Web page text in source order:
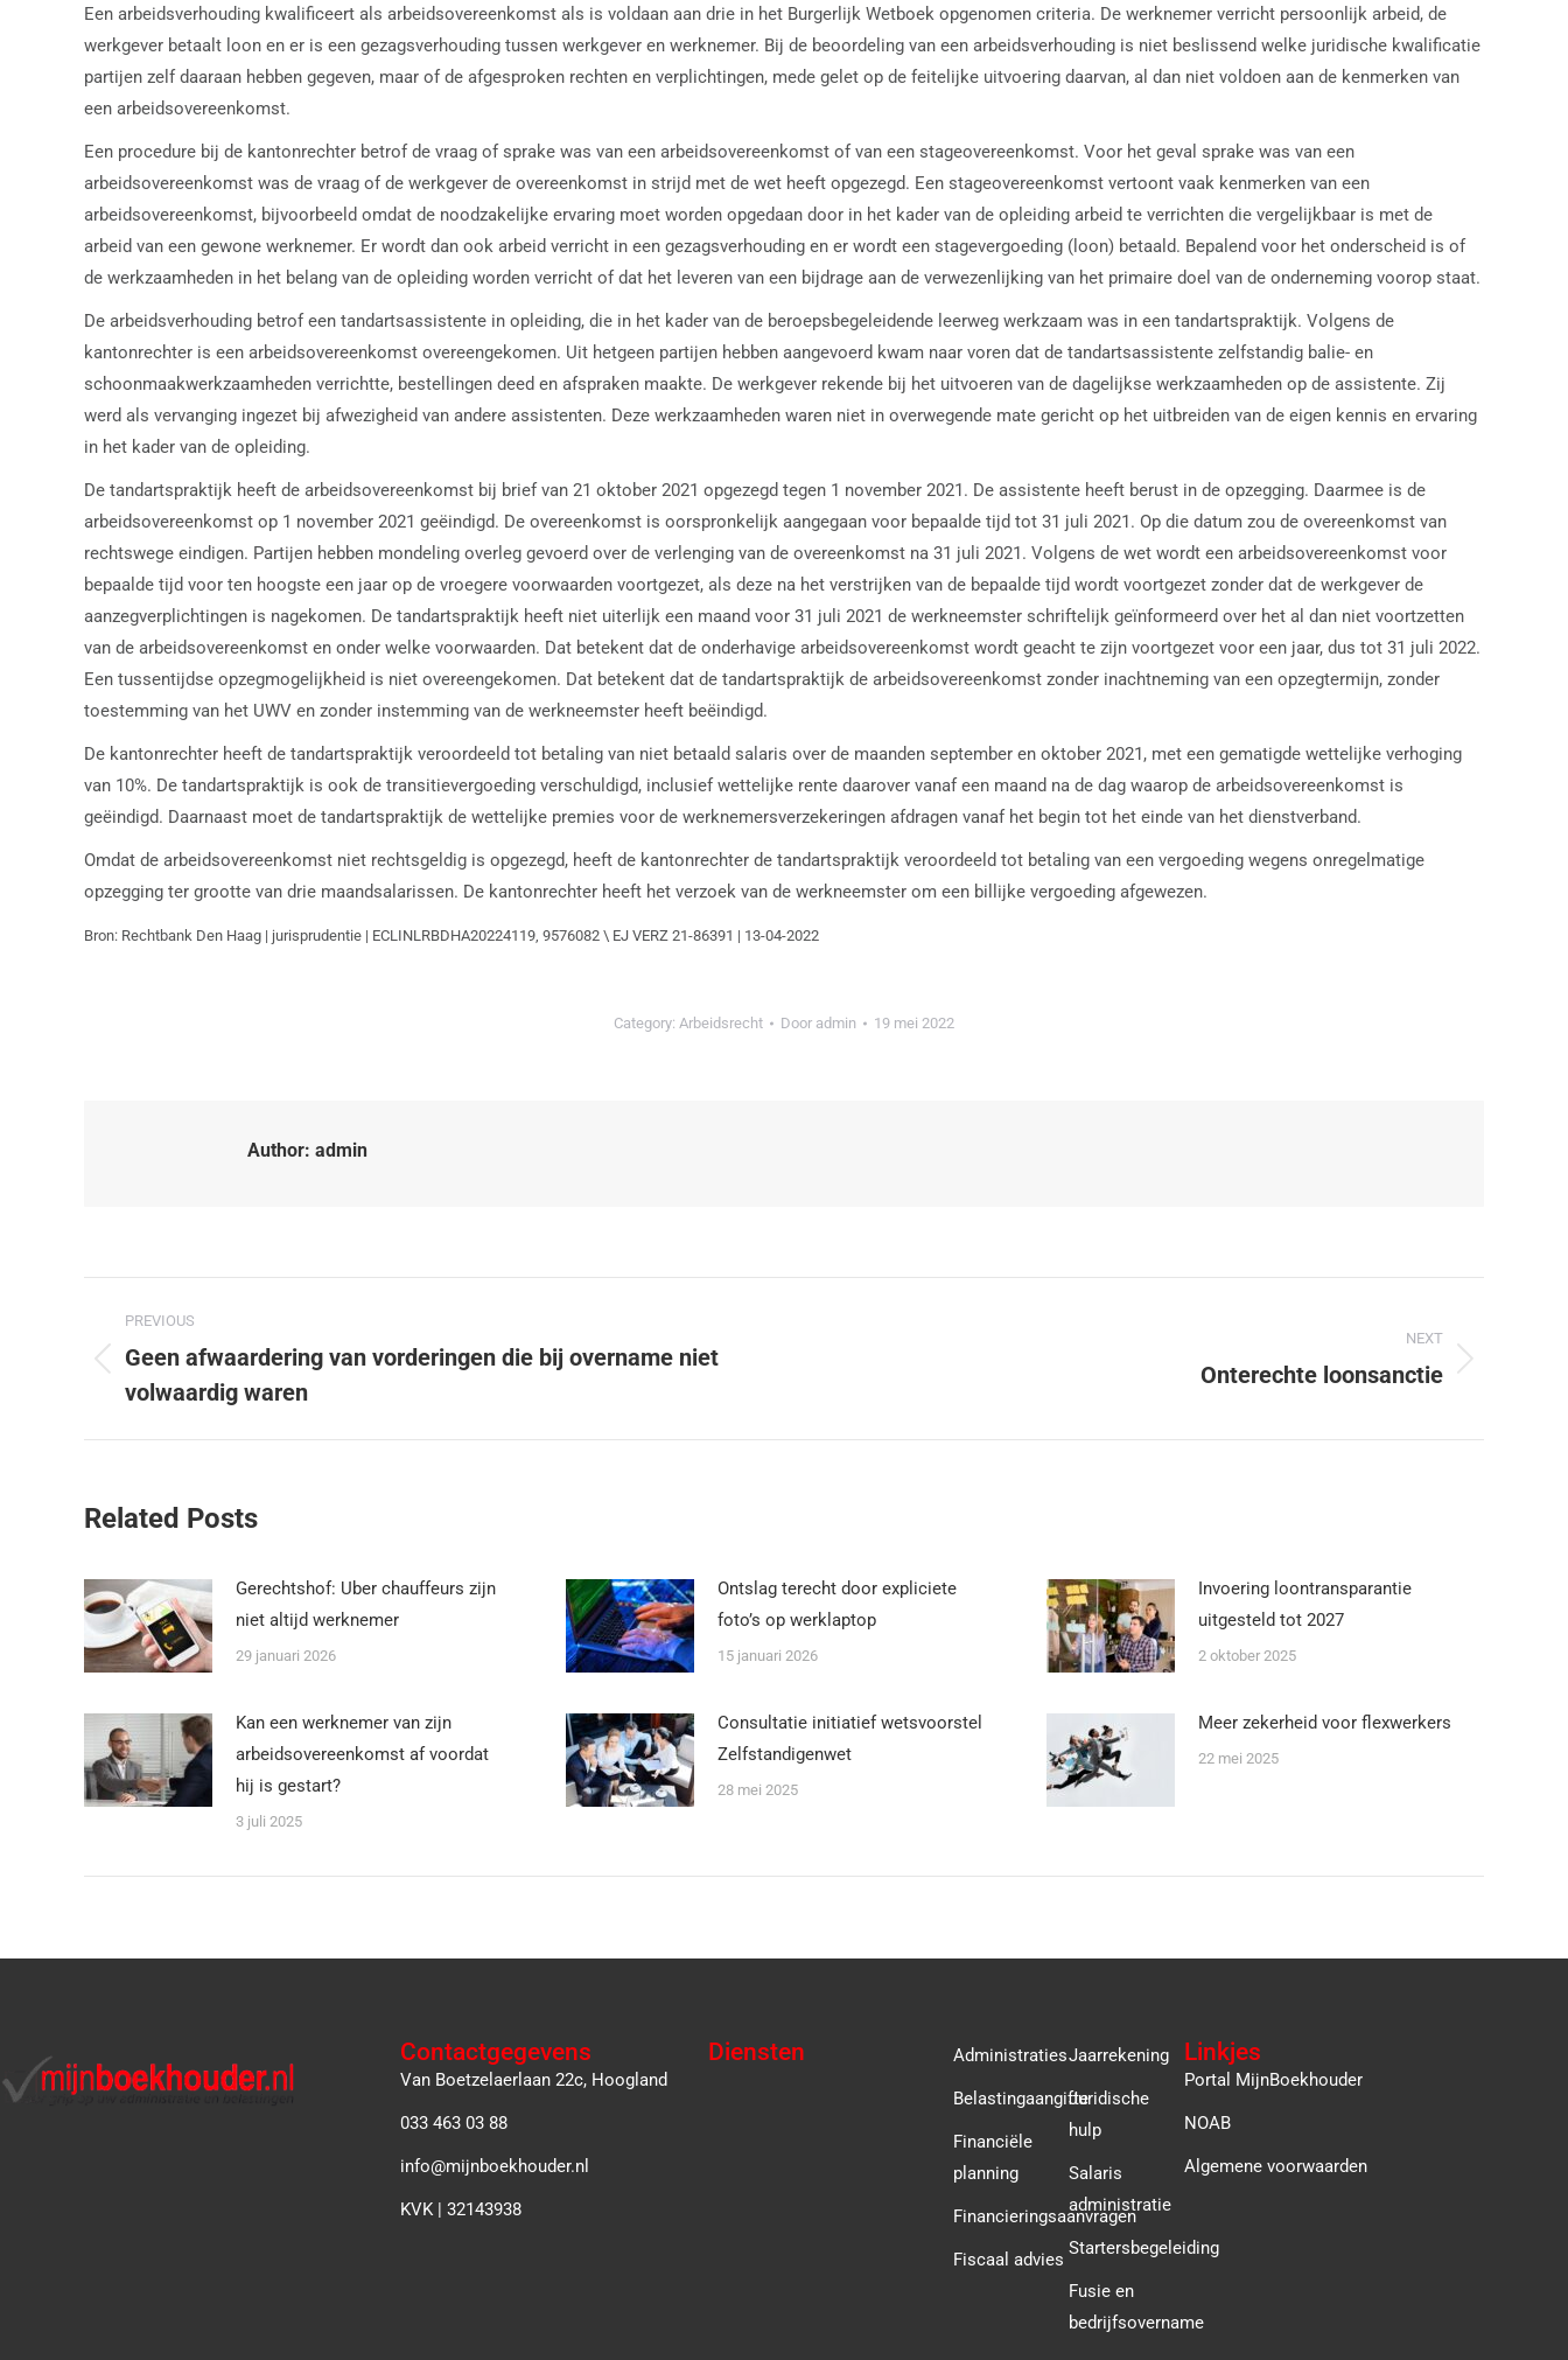
Een arbeidsverhouding kwalificeert als arbeidsovereenkomst als is voldaan aan drie in het Burgerlijk Wetboek opgenomen criteria. De werknemer verricht persoonlijk arbeid, de
werkgever betaalt loon en er is een gezagsverhouding tussen werkgever en werknemer. Bij de beoordeling van een arbeidsverhouding is niet beslissend welke juridische kwalificatie
partijen zelf daaraan hebben gegeven, maar of de afgesproken rechten en verplichtingen, mede gelet op de feitelijke uitvoering daarvan, al dan niet voldoen aan de kenmerken van
een arbeidsovereenkomst.
Een procedure bij de kantonrechter betrof de vraag of sprake was van een arbeidsovereenkomst of van een stageovereenkomst. Voor het geval sprake was van een
arbeidsovereenkomst was de vraag of de werkgever de overeenkomst in strijd met de wet heeft opgezegd. Een stageovereenkomst vertoont vaak kenmerken van een
arbeidsovereenkomst, bijvoorbeeld omdat de noodzakelijke ervaring moet worden opgedaan door in het kader van de opleiding arbeid te verrichten die vergelijkbaar is met de
arbeid van een gewone werknemer. Er wordt dan ook arbeid verricht in een gezagsverhouding en er wordt een stagevergoeding (loon) betaald. Bepalend voor het onderscheid is of
de werkzaamheden in het belang van de opleiding worden verricht of dat het leveren van een bijdrage aan de verwezenlijking van het primaire doel van de onderneming voorop staat.
De arbeidsverhouding betrof een tandartsassistente in opleiding, die in het kader van de beroepsbegeleidende leerweg werkzaam was in een tandartspraktijk. Volgens de
kantonrechter is een arbeidsovereenkomst overeengekomen. Uit hetgeen partijen hebben aangevoerd kwam naar voren dat de tandartsassistente zelfstandig balie- en
schoonmaakwerkzaamheden verrichtte, bestellingen deed en afspraken maakte. De werkgever rekende bij het uitvoeren van de dagelijkse werkzaamheden op de assistente. Zij
werd als vervanging ingezet bij afwezigheid van andere assistenten. Deze werkzaamheden waren niet in overwegende mate gericht op het uitbreiden van de eigen kennis en ervaring
in het kader van de opleiding.
De tandartspraktijk heeft de arbeidsovereenkomst bij brief van 21 oktober 2021 opgezegd tegen 1 november 2021. De assistente heeft berust in de opzegging. Daarmee is de
arbeidsovereenkomst op 1 november 2021 geëindigd. De overeenkomst is oorspronkelijk aangegaan voor bepaalde tijd tot 31 juli 2021. Op die datum zou de overeenkomst van
rechtswege eindigen. Partijen hebben mondeling overleg gevoerd over de verlenging van de overeenkomst na 31 juli 2021. Volgens de wet wordt een arbeidsovereenkomst voor
bepaalde tijd voor ten hoogste een jaar op de vroegere voorwaarden voortgezet, als deze na het verstrijken van de bepaalde tijd wordt voortgezet zonder dat de werkgever de
aanzegverplichtingen is nagekomen. De tandartspraktijk heeft niet uiterlijk een maand voor 31 juli 2021 de werkneemster schriftelijk geïnformeerd over het al dan niet voortzetten
van de arbeidsovereenkomst en onder welke voorwaarden. Dat betekent dat de onderhavige arbeidsovereenkomst wordt geacht te zijn voortgezet voor een jaar, dus tot 31 juli 2022.
Een tussentijdse opzegmogelijkheid is niet overeengekomen. Dat betekent dat de tandartspraktijk de arbeidsovereenkomst zonder inachtneming van een opzegtermijn, zonder
toestemming van het UWV en zonder instemming van de werkneemster heeft beëindigd.
De kantonrechter heeft de tandartspraktijk veroordeeld tot betaling van niet betaald salaris over de maanden september en oktober 2021, met een gematigde wettelijke verhoging
van 10%. De tandartspraktijk is ook de transitievergoeding verschuldigd, inclusief wettelijke rente daarover vanaf een maand na de dag waarop de arbeidsovereenkomst is
geëindigd. Daarnaast moet de tandartspraktijk de wettelijke premies voor de werknemersverzekeringen afdragen vanaf het begin tot het einde van het dienstverband.
Omdat de arbeidsovereenkomst niet rechtsgeldig is opgezegd, heeft de kantonrechter de tandartspraktijk veroordeeld tot betaling van een vergoeding wegens onregelmatige
opzegging ter grootte van drie maandsalarissen. De kantonrechter heeft het verzoek van de werkneemster om een billijke vergoeding afgewezen.
Bron: Rechtbank Den Haag | jurisprudentie | ECLINLRBDHA20224119, 9576082 \ EJ VERZ 21-86391 | 13-04-2022
Category: Arbeidsrecht Door admin 19 mei 2022
Author: admin
PREVIOUS
Geen afwaardering van vorderingen die bij overname niet
volwaardig waren
NEXT
Onterechte loonsanctie
Related Posts
Gerechtshof: Uber chauffeurs zijn
niet altijd werknemer
29 januari 2026
Ontslag terecht door expliciete
foto’s op werklaptop
15 januari 2026
Invoering loontransparantie
uitgesteld tot 2027
2 oktober 2025
Kan een werknemer van zijn
arbeidsovereenkomst af voordat
hij is gestart?
3 juli 2025
Consultatie initiatief wetsvoorstel
Zelfstandigenwet
28 mei 2025
Meer zekerheid voor flexwerkers
22 mei 2025
Contactgegevens
Van Boetzelaerlaan 22c, Hoogland
033 463 03 88
info@mijnboekhouder.nl
KVK | 32143938
Diensten Administraties
Belastingaangifte
Financiële
planning
Financieringsaanvragen
Fiscaal advies
Jaarrekening
Juridische
hulp
Salaris
administratie
Startersbegeleiding
Fusie en
bedrijfsovername
Linkjes
Portal MijnBoekhouder
NOAB
Algemene voorwaarden